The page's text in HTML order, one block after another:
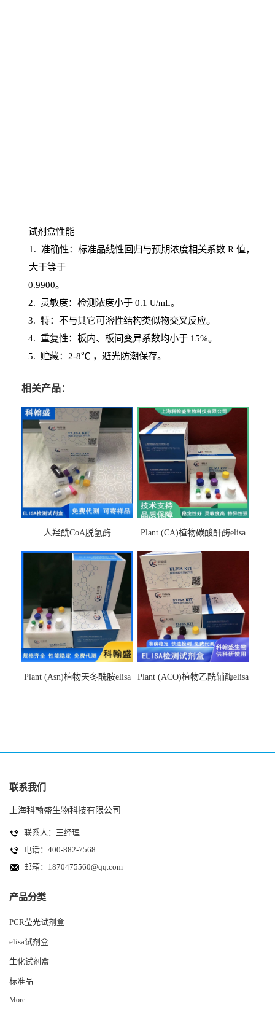
试剂盒性能
1 . 准确性：标准品线性回归与预期浓度相关系数 R 值，
大于等于
0.9900。
2. 灵敏度：检测浓度小于0.1 U/mL。
3. 特：不与其它可溶性结构类似物交叉反应。
4. 重复性：板内、板间变异系数均小于15%。
5. 贮藏：2-8℃ ，避光防潮保存。
相关产品：
人羟酰CoA脱氢酶
Plant (CA)植物碳酸酐酶elisa
Plant (Asn)植物天冬酰胺elisa
Plant (ACO)植物乙酰辅酶elisa
联系我们
上海科翰盛生物科技有限公司
联系人：王经理
电话：400-882-7568
邮箱： 1870475560@qq.com
产品分类
PCR莹光试剂盒
elisa试剂盒
生化试剂盒
标准品
More